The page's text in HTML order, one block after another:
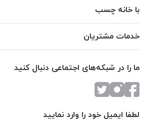
با خانه چسب
خدمات مشتریان
ما را در شبکه‌های اجتماعی دنبال کنید
لطفا ایمیل خود را وارد نمایید